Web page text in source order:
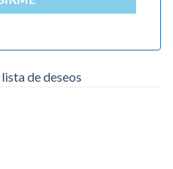
de deseos